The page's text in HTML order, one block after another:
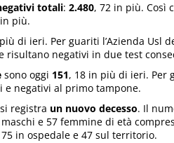
totali: 2.480, 72 in più. Così
più.
di ieri. Per guariti l’Azienda Usl
risultano negativi in due test
sono oggi 151, 18 in più di ieri. Per
e negativi al primo tampone.
registra un nuovo decesso. Il
e 57 femmine di età
in ospedale e 47 sul territorio.